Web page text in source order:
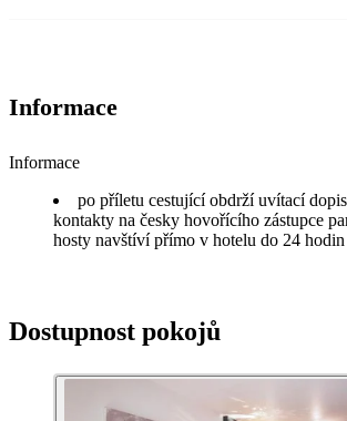
Informace
Informace
po příletu cestující obdrží uvítací
kontakty na česky hovořícího zástupce
hosty navštíví přímo v hotelu do 24
Dostupnost pokojů